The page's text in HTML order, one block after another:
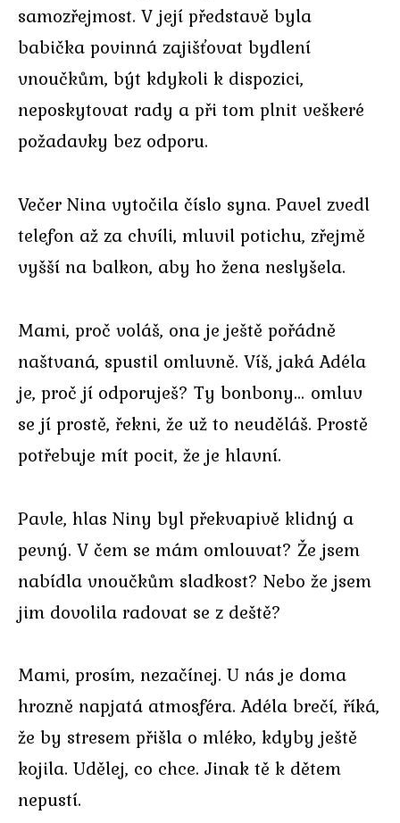
samozřejmost. V její představě byla
babička povinná zajišťovat bydlení
vnoučkům, být kdykoli k dispozici,
neposkytovat rady a při tom plnit veškeré
požadavky bez odporu.
Večer Nina vytočila číslo syna. Pavel zvedl
telefon až za chvíli, mluvil potichu, zřejmě
vyšší na balkon, aby ho žena neslyšela.
Mami, proč voláš, ona je ještě pořádně
naštvaná, spustil omluvně. Víš, jaká Adéla
je, proč jí odporuješ? Ty bonbony… omluv
se jí prostě, řekni, že už to neuděláš. Prostě
potřebuje mít pocit, že je hlavní.
Pavle, hlas Niny byl překvapivě klidný a
pevný. V čem se mám omlouvat? Že jsem
nabídla vnoučkům sladkost? Nebo že jsem
jim dovolila radovat se z deště?
Mami, prosím, nezačínej. U nás je doma
hrozně napjatá atmosféra. Adéla brečí, říká,
že by stresem přišla o mléko, kdyby ještě
kojila. Udělej, co chce. Jinak tě k dětem
nepustí.